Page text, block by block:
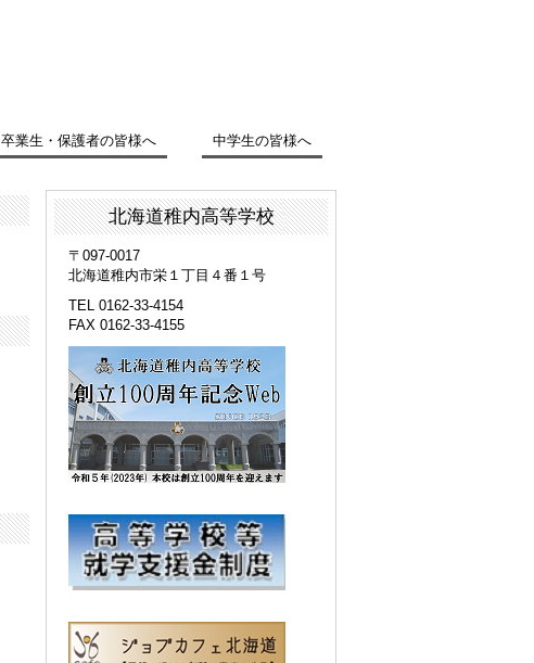
卒業生・保護者の皆様へ 中学生の皆様へ
北海道稚内高等学校
〒097-0017
北海道稚内市栄１丁目４番１号
TEL 0162-33-4154
FAX 0162-33-4155